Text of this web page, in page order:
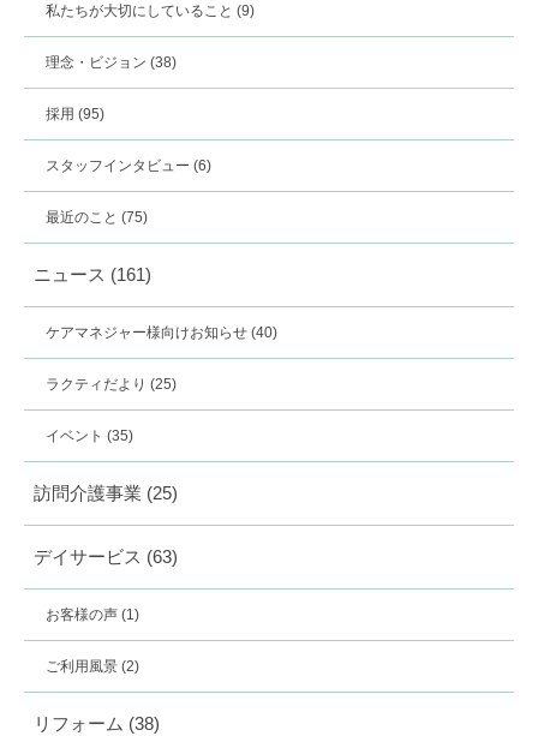
私たちが大切にしていること (9)
理念・ビジョン (38)
採用 (95)
スタッフインタビュー (6)
最近のこと (75)
ニュース (161)
ケアマネジャー様向けお知らせ (40)
ラクティだより (25)
イベント (35)
訪問介護事業 (25)
デイサービス (63)
お客様の声 (1)
ご利用風景 (2)
リフォーム (38)